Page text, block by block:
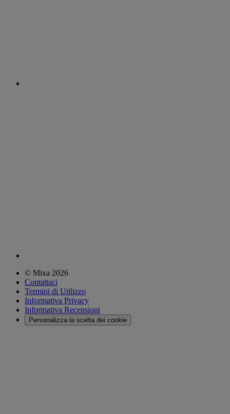
© Mixa 2026
Contattaci
Termini di Utilizzo
Informativa Privacy
Informativa Recensioni
Personalizza la scelta dei cookie